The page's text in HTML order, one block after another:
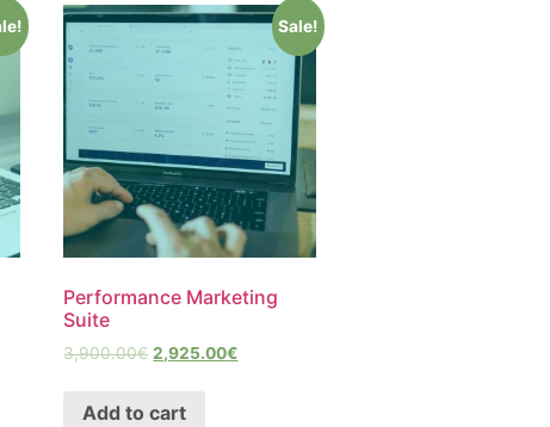
Sale!
Performance Marketing
Suite
3,900.00€ 2,925.00€
Add to cart